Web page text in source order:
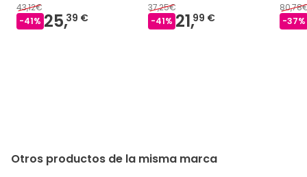
43,12€
-41% 25,39 €
37,25€
-41% 21,99 €
-37%
Otros productos de la misma marca